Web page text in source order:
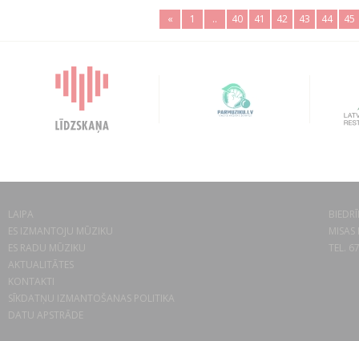
« 1 .. 40 41 42 43 44 45
LAIPA
ES IZMANTOJU MŪZIKU
ES RADU MŪZIKU
AKTUALITĀTES
KONTAKTI
SĪKDATŅU IZMANTOŠANAS POLITIKA
DATU APSTRĀDE
TEL.